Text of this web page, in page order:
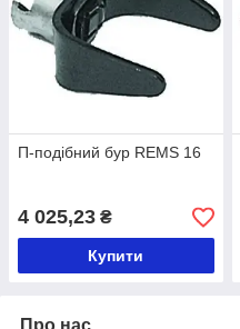
П-подібний бур REMS 16
4 025,23 ₴
Купити